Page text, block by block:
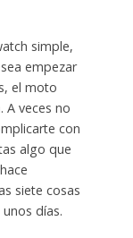
simple,
empezar
el moto
A veces no
con
algo que
siete cosas
días.